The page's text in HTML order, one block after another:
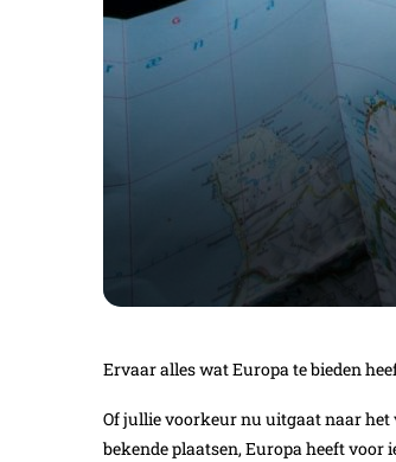
Ervaar alles wat Europa te bieden
Of jullie voorkeur nu uitgaat naar
bekende plaatsen, Europa heeft voor